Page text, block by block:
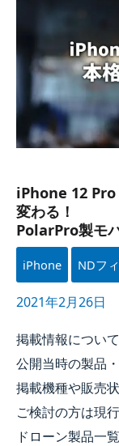
iPhone 12
変わる！​
PolarPro製モ
iPhone NDフ
2021年2月26日
掲載情報に​つい
公開当時の​製品
掲載機種や​販売
ご検討の​方は​現
ドローン製品一
/
Maxが​
本格カメラに​